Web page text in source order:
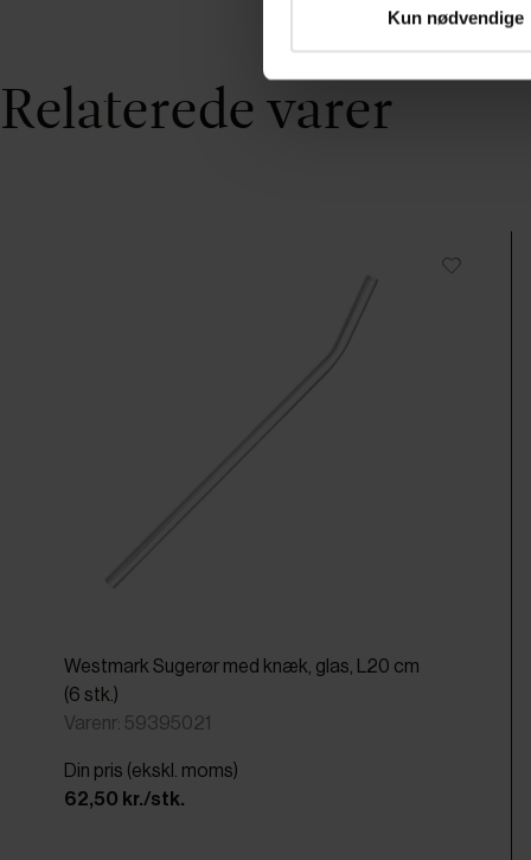
Kun nødvendige
Relaterede varer
Westmark Sugerør med knæk, glas, L20 cm
(6 stk.)
Varenr: 59395021
Din pris (ekskl. moms)
62,50 kr./stk.